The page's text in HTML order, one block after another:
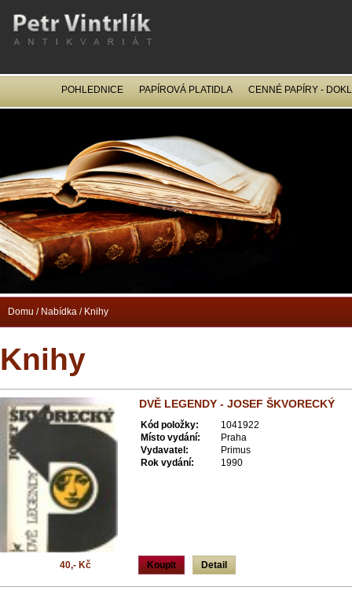
Knihy
DVĚ LEGENDY - JOSEF ŠKVORECKÝ
Kód položky:
1041922
Místo vydání:
Praha
Vydavatel:
Primus
Rok vydání:
1990
Koupit Detail
40,- Kč
POHLEDNICE PAPÍROVÁ PLATIDLA CENNÉ PAPÍRY -
Domu / Nabídka / Knihy